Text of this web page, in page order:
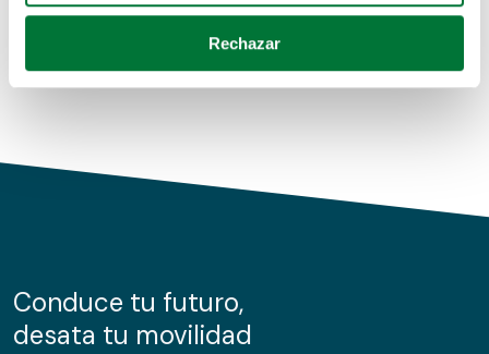
para buscar características específicas (huellas
Obtenga más información sobre cómo se procesan sus
de cookies.
información sobre el uso que haga del sitio web con
nuestros partners de redes sociales, publicidad y análisis
Rechazar
Conduce tu futuro,
desata tu movilidad